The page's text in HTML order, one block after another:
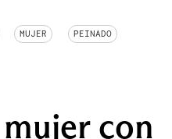
MUJER PEINADO
con